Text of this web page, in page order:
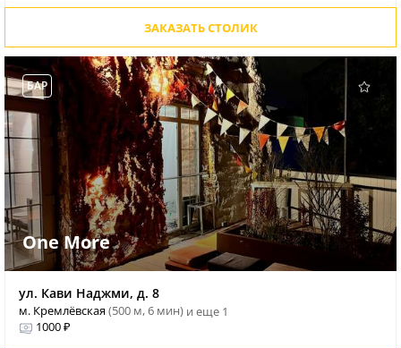
ЗАКАЗАТЬ СТОЛИК
БАР
One More
ул. Кави Наджми, д. 8
м. Кремлёвская(500 м, 6 мин) и еще 1
1000 ₽